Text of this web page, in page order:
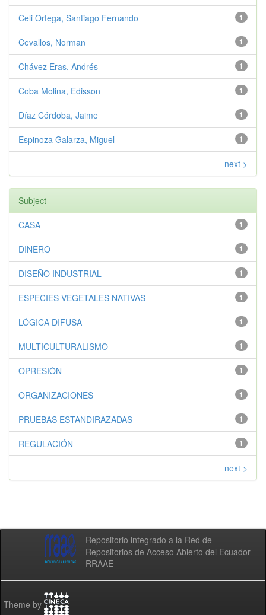
1
Celi Ortega, Santiago Fernando
1
Cevallos, Norman
1
Chávez Eras, Andrés
1
Coba Molina, Edisson
1
Díaz Córdoba, Jaime
1
Espinoza Galarza, Miguel
next >
Subject
1
CASA
1
DINERO
1
DISEÑO INDUSTRIAL
1
ESPECIES VEGETALES NATIVAS
1
LÓGICA DIFUSA
1
MULTICULTURALISMO
1
OPRESIÓN
1
ORGANIZACIONES
1
PRUEBAS ESTANDIRAZADAS
1
REGULACIÓN
next >
Repositorio integrado a la Red de
Repositorios de Acceso Abierto del Ecuador -
RRAAE
Theme by